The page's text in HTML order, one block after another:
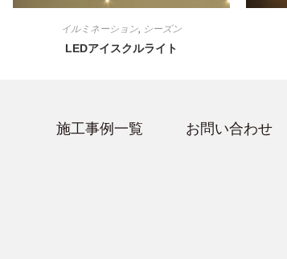
イルミネーション, シーズン
LEDアイスクルライト
施工事例一覧 お問い合わせ